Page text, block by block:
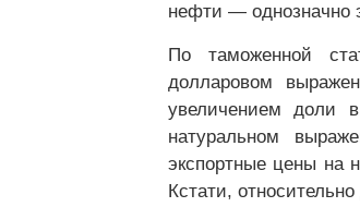
нефти — однозначно
По таможенной
долларовом
увеличением доли
натуральном
экспортные цены на
Кстати,